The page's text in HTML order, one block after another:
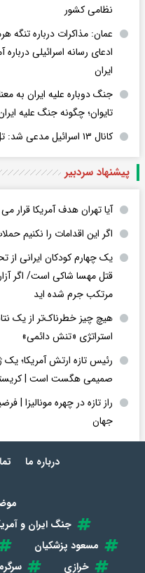
نظامی کشور
عمان: مذاکرات درباره
ادعای رسانه اسرائیلی
ایران
جنگ دوباره علیه ایران به
تایوان؛ چگونه جنگ علیه
کانال ۱۳ اسرائیل مدعی شد: تل‌آویو در تدارک حمله یک‌جانبه به ایران
پیشنهاد سردبیر
آیا تهران هدف آمریکا قرار
اگر این اقدامات را نکنیم
یک چهارم کودکان ایرانی از
قتل مهسا شاکی است/ اگر
مرتکب جرم شده اید
هیچ چیز خطرناک‌تر از یک
استراتژی «تنش دائمی»
رئیس تازه ارتش آمریکا؛ یک
صمیمی هگست است |
راز تازه در چهره مونالیزا |
جهان
درباره ما
جنگ ایران و
مسعود پزشکیان
خرازی